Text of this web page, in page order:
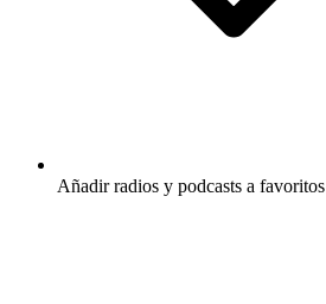
Añadir radios y podcasts a favoritos